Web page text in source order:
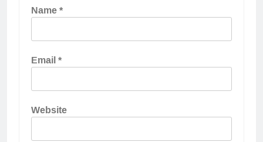
Name*
Email*
Website